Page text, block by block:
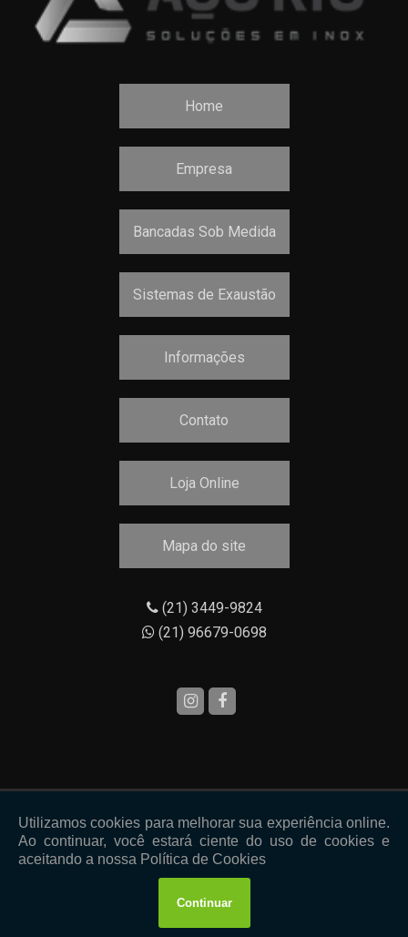
Home
Empresa
Bancadas Sob Medida
Sistemas de Exaustão
Informações
Contato
Loja Online
Mapa do site
(21) 3449-9824
(21) 96679-0698
W3C
W3C